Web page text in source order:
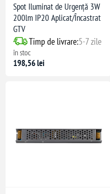
Spot Iluminat de Urgență 3W
200lm IP20 Aplicat/Încastrat
GTV
Timp de livrare:5-7 zile
în stoc
198,56 lei